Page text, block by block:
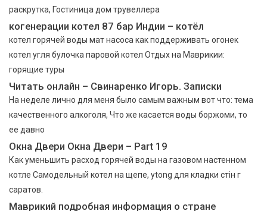
раскрутка, Гостиница дом трувеллера
когенерации котел 87 бар Индии – котёл
котел горячей воды мат насоса как поддерживать огонек
котел угля булочка паровой котел Отдых на Маврикии:
горящие туры
Читать онлайн – Свинаренко Игорь. Записки
На неделе лично для меня было самым важным вот что: тема
качественного алкоголя, Что же касается воды боржоми, то
ее давно
Окна Двери Окна Двери – Part 19
Как уменьшить расход горячей воды на газовом настенном
котле Самодельный котел на щепе, ytong для кладки стін г
саратов.
Маврикий подробная информация о стране